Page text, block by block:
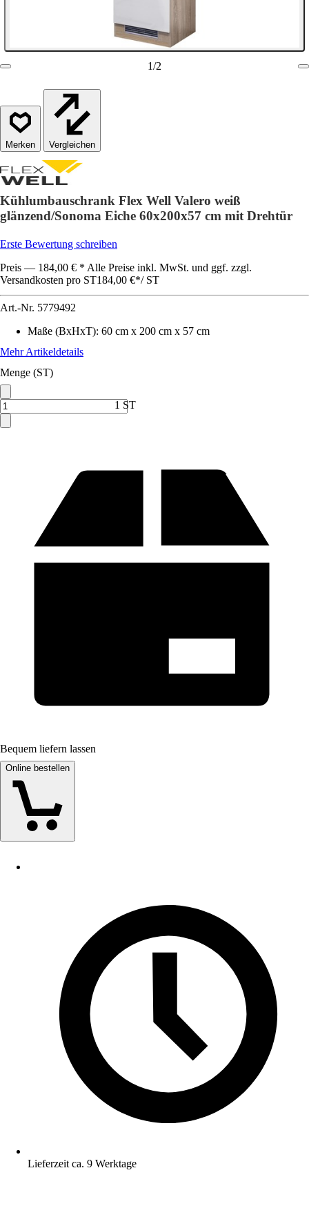
1/2
Vergleichen
Kühlumbauschrank Flex Well Valero weiß
glänzend/Sonoma Eiche 60x200x57 cm mit Drehtür
Erste Bewertung schreiben
Preis — 184,00 € * Alle Preise inkl. MwSt. und ggf. zzgl.
Versandkosten pro ST184,00 €*/ ST
Art.-Nr. 5779492
Maße (BxHxT): 60 cm x 200 cm x 57 cm
Mehr Artikeldetails
Menge (ST)
1 ST
Bequem liefern lassen
Online bestellen
Lieferzeit ca. 9 Werktage